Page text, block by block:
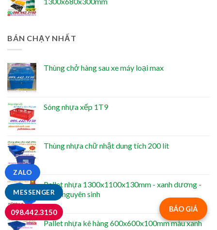
BÁN CHẠY NHẤT
Thùng chở hàng sau xe máy loại max
Sóng nhựa xếp 1T9
Thùng nhựa chữ nhật dung tích 200 lít
Pallet nhựa 1300x1100x130mm - xanh dương -
nhựa nguyên sinh
Pallet nhựa kê hàng 600x600x100mm màu xanh
BÁO GIÁ
MESSENGER
ZALO
098.442.3150